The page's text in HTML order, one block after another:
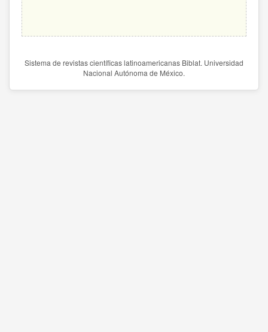
Sistema de revistas científicas latinoamericanas Biblat. Universidad
Nacional Autónoma de México.